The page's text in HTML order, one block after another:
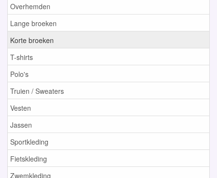
Overhemden
Lange broeken
Korte broeken
T-shirts
Polo's
Truien / Sweaters
Vesten
Jassen
Sportkleding
Fietskleding
Zwemkleding